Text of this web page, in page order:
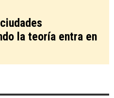
la teoría entra en